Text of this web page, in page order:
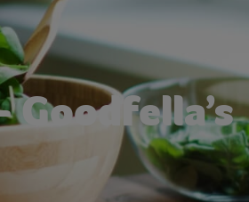
Goodfella’s